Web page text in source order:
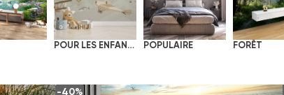
POUR LES ENFANTS POPULAIRE FORÊT
-40%